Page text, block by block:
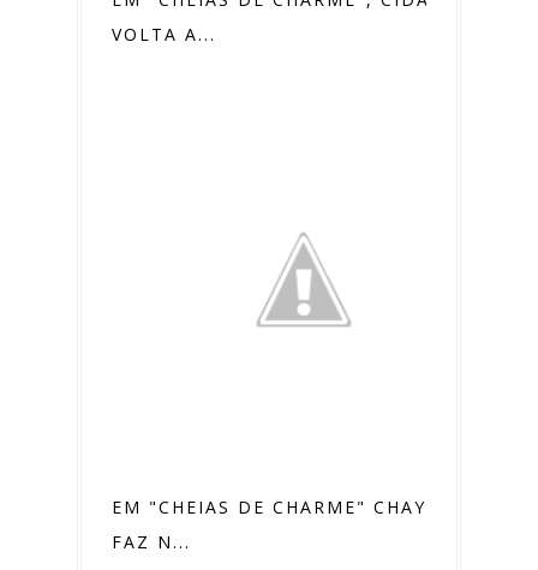
VOLTA A...
EM "CHEIAS DE CHARME" CHAYENE
FAZ N...